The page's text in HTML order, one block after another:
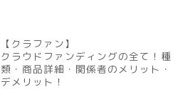
【クラファン】
クラウドファンディングの全て！種
類・商品詳細・関係者のメリット・
デメリット！